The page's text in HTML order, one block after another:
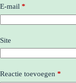
E-mail *
Site
Reactie toevoegen *